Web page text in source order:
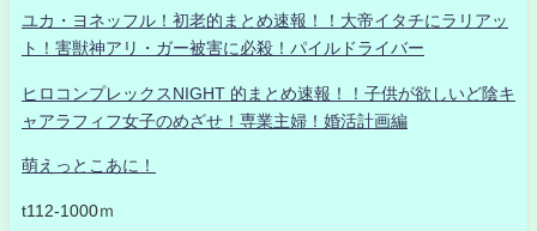
ユカ・ヨネッフル！初老的まとめ速報！！大帝イタチにラリアッ
ト！害獣神アリ・ガー被害に必殺！パイルドライバー
ヒロコンプレックスNIGHT 的まとめ速報！！子供が欲しいど陰キ
ャアラフィフ女子のめざせ！専業主婦！婚活計画編
萌えっとこあに！
t112-1000ｍ